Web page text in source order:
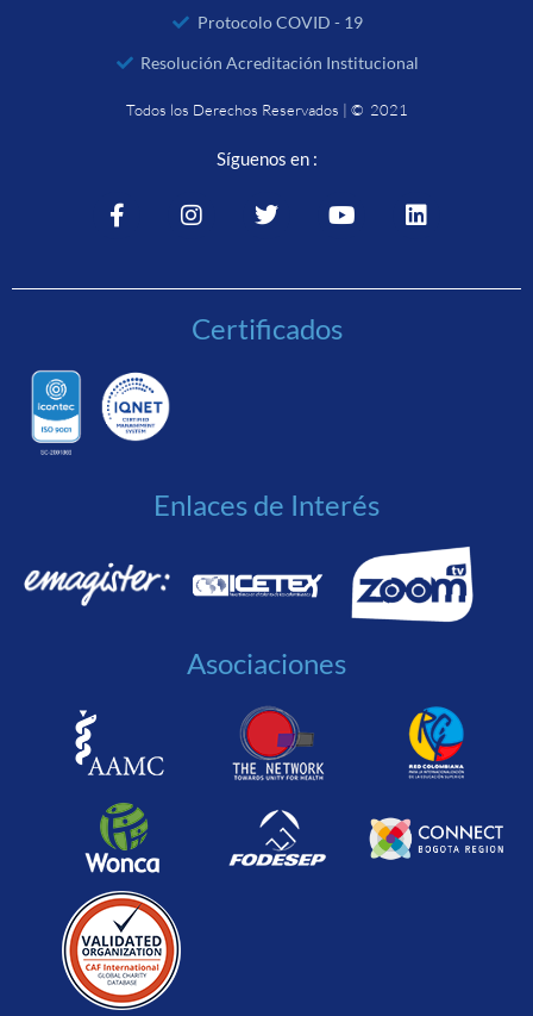
Protocolo COVID - 19
Resolución Acreditación Institucional
Todos los Derechos Reservados | © 2021
Síguenos en :
Certificados
Enlaces de Interés
Asociaciones